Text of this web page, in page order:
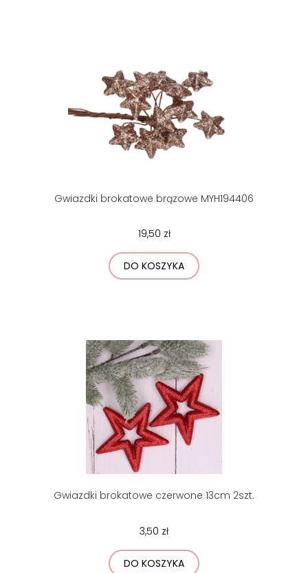
Gwiazdki brokatowe brązowe MYH194406
19,50 zł
DO KOSZYKA
Gwiazdki brokatowe czerwone 13cm 2szt.
3,50 zł
DO KOSZYKA